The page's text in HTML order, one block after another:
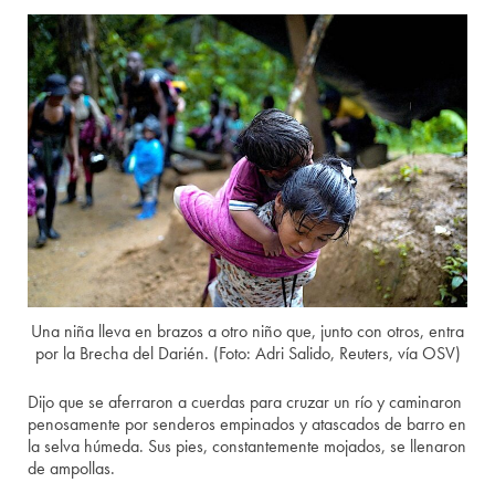
Una niña lleva en brazos a otro niño que, junto con otros, entra
por la Brecha del Darién. (Foto: Adri Salido, Reuters, vía OSV)
Dijo que se aferraron a cuerdas para cruzar un río y caminaron
penosamente por senderos empinados y atascados de barro en
la selva húmeda. Sus pies, constantemente mojados, se llenaron
de ampollas.